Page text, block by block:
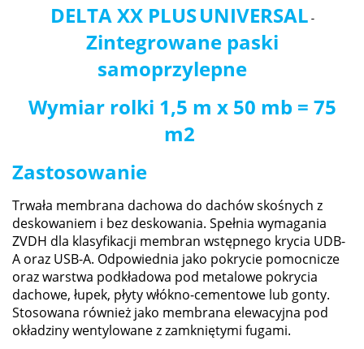
DELTA XX PLUSUNIVERSAL -
Zintegrowane paski
samoprzylepne
Wymiar rolki 1,5 m x 50 mb = 75
m2
Zastosowanie
Trwała membrana dachowa do dachów skośnych z
deskowaniem i bez deskowania. Spełnia wymagania
ZVDH dla klasyfikacji membran wstępnego krycia UDB-
A oraz USB-A. Odpowiednia jako pokrycie pomocnicze
oraz warstwa podkładowa pod metalowe pokrycia
dachowe, łupek, płyty włókno-cementowe lub gonty.
Stosowana również jako membrana elewacyjna pod
okładziny wentylowane z zamkniętymi fugami.